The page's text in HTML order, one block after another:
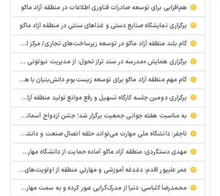
هم‌افزایی برای توسعه صادرات فناوری اطلاعات در منطقه آزاد ماکو
برگزاری نمایشگاه صنایع دستی و غذاهای سنتی در منطقه آزاد ماکو
گام بلند منطقه آزاد ماکو در توسعه زیرساخت‌های تجاری/ مرکز لجستیک مرزی بازرگان تصویب شد
️برگزاری همایش «مدرسه در سند تراز تحول: از مدیریت نیوتونی به رهبری کوانتومی» با مشارکت سازمان منطقه آزاد ماکو
گام مهم منطقه آزاد ماکو برای توسعه زیست‌بوم دانش‌بنیان با همکاری مرکز نوآوری و شتابدهنده‌های استارتاپ
برگزاری دومین جلسه کارگاه تسهیل و رفع موانع تولید منطقه آزاد ماکو
به مناسبت هفته جوانی جمعیت برگزار شد؛ جشن ازدواج آسمانی و ازدواج آسان در شهرستان پلدشت
تاجفر: دانشگاه ملی مهارت می‌تواند حلقه اتصال صنعت و دانشگاه باشد
مهدی دستگردی: منطقه آزاد ماکو آماده حمایت از دانشگاه مهارت‌محور است
عمر علیپور اقدم: دغدغه آموزشی و مهارتی منطقه از اولویت‌های اصلی ماست
محمدرضا کلباسی: دنیا از مدرک‌گرایی عبور کرده و به سمت مهارت حرکت می‌کند